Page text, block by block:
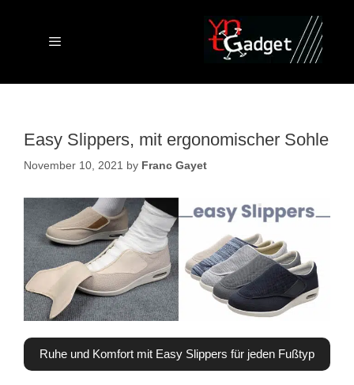
Menu
Easy Slippers, mit ergonomischer Sohle
November 10, 2021 by Franc Gayet
Ruhe und Komfort mit Easy Slippers für jeden Fußtyp